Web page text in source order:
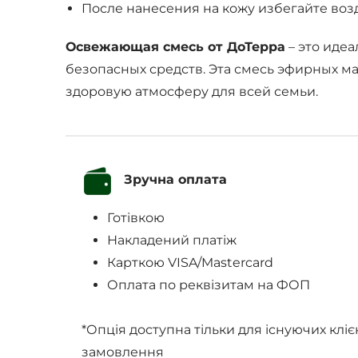
После нанесения на кожу избегайте
Освежающая смесь от ДоТерра – это
безопасных средств. Эта смесь эфирных
здоровую атмосферу для всей семьи.
Зручна оплата
Готівкою
Накладений платіж
Карткою VISA/Mastercard
Оплата по реквізитам на ФОП
*Опція доступна тільки для існуючих
замовлення